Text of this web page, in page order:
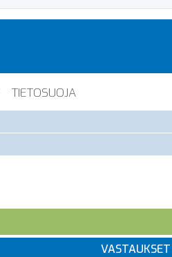
TIETOSUOJA
VASTAUKSET